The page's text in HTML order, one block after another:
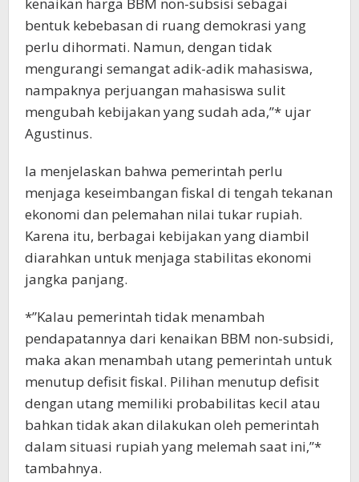
bentuk kebebasan di ruang demokrasi yang
perlu dihormati. Namun, dengan tidak
mengurangi semangat adik-adik mahasiswa,
nampaknya perjuangan mahasiswa sulit
mengubah kebijakan yang sudah ada,”* ujar
Agustinus.
Ia menjelaskan bahwa pemerintah perlu
menjaga keseimbangan fiskal di tengah tekanan
ekonomi dan pelemahan nilai tukar rupiah.
Karena itu, berbagai kebijakan yang diambil
diarahkan untuk menjaga stabilitas ekonomi
jangka panjang.
*”Kalau pemerintah tidak menambah
pendapatannya dari kenaikan BBM non-subsidi,
maka akan menambah utang pemerintah untuk
menutup defisit fiskal. Pilihan menutup defisit
dengan utang memiliki probabilitas kecil atau
bahkan tidak akan dilakukan oleh pemerintah
dalam situasi rupiah yang melemah saat ini,”*
tambahnya.